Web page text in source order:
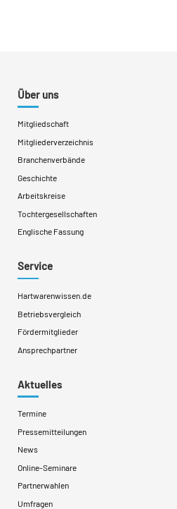
Über uns
Mitgliedschaft
Mitgliederverzeichnis
Branchenverbände
Geschichte
Arbeitskreise
Tochtergesellschaften
Englische Fassung
Service
Hartwarenwissen.de
Betriebsvergleich
Fördermitglieder
Ansprechpartner
Aktuelles
Termine
Pressemitteilungen
News
Online-Seminare
Partnerwahlen
Umfragen